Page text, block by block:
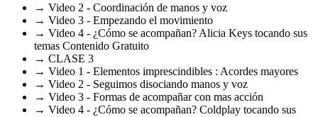
→ Video 2 - Coordinación de manos y voz
→ Video 3 - Empezando el movimiento
→ Video 4 - ¿Cómo se acompañan? Alicia Keys tocando sus
temas Contenido Gratuito
→ CLASE 3
→ Video 1 - Elementos imprescindibles : Acordes mayores
→ Video 2 - Seguimos disociando manos y voz
→ Video 3 - Formas de acompañar con mas acción
→ Video 4 - ¿Cómo se acompañan? Coldplay tocando sus